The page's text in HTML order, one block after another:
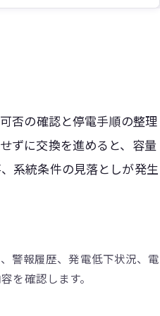
否の確認と停電手順の整理
ずに交換を進めると、容量
系統条件の見落としが発生
警報履歴、発電低下状況、電
を確認します。